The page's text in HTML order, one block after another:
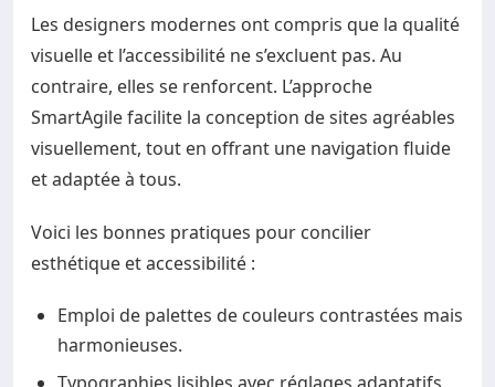
Les designers modernes ont compris que la qualité
visuelle et l’accessibilité ne s’excluent pas. Au
contraire, elles se renforcent. L’approche
SmartAgile facilite la conception de sites agréables
visuellement, tout en offrant une navigation fluide
et adaptée à tous.
Voici les bonnes pratiques pour concilier
esthétique et accessibilité :
Emploi de palettes de couleurs contrastées mais
harmonieuses.
Typographies lisibles avec réglages adaptatifs